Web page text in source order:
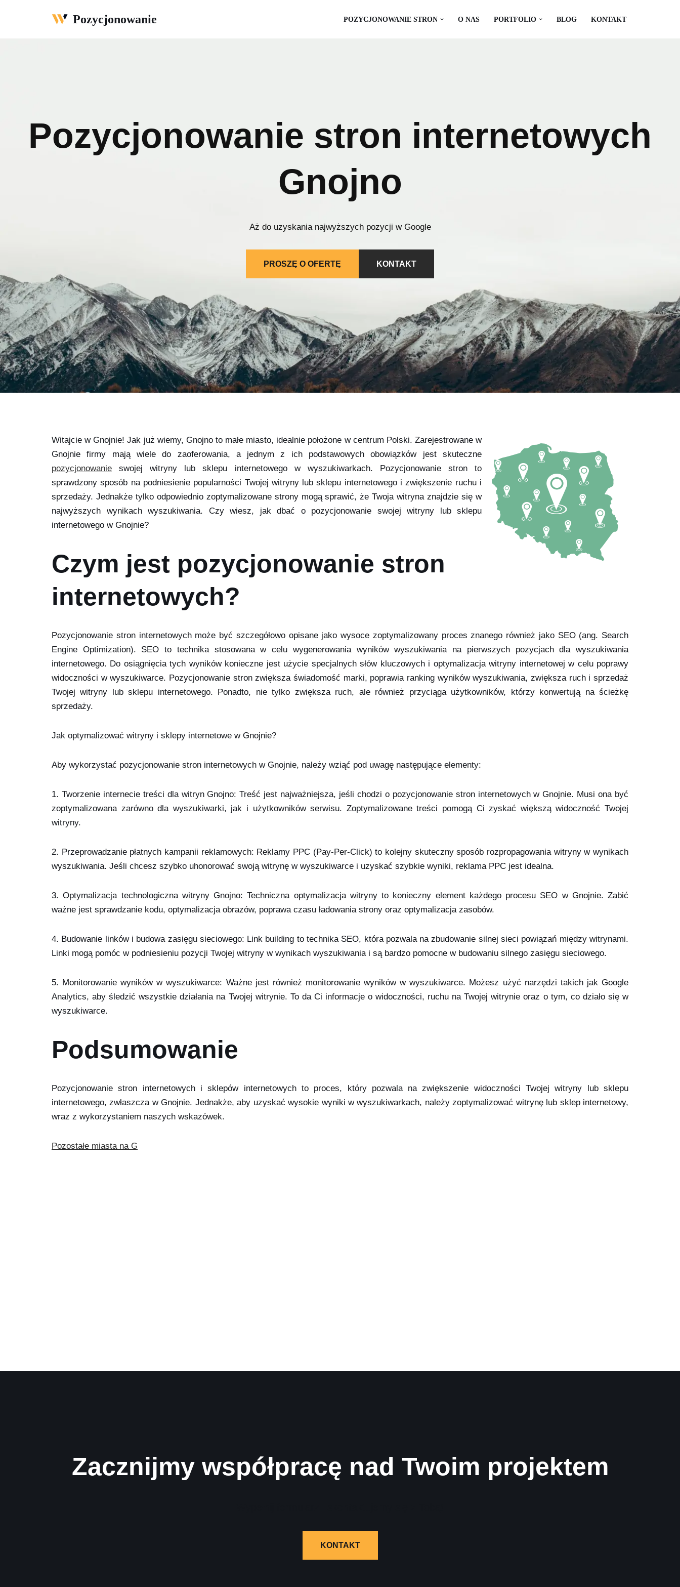
Pozycjonowanie POZYCJONOWANIE STRON O NAS PORTFOLIO BLOG KONTAKT
Pozycjonowanie stron internetowych
Gnojno
Aż do uzyskania najwyższych pozycji w Google
PROSZĘ O OFERTĘ KONTAKT
Witajcie w Gnojnie! Jak już wiemy, Gnojno to małe miasto, idealnie położone w centrum Polski. Zarejestrowane w
Gnojnie firmy mają wiele do zaoferowania, a jednym z ich podstawowych obowiązków jest skuteczne
pozycjonowanie swojej witryny lub sklepu internetowego w wyszukiwarkach. Pozycjonowanie stron to
sprawdzony sposób na podniesienie popularności Twojej witryny lub sklepu internetowego i zwiększenie ruchu i
sprzedaży. Jednakże tylko odpowiednio zoptymalizowane strony mogą sprawić, że Twoja witryna znajdzie się w
najwyższych wynikach wyszukiwania. Czy wiesz, jak dbać o pozycjonowanie swojej witryny lub sklepu
internetowego w Gnojnie?
Czym jest pozycjonowanie stron
internetowych?
Pozycjonowanie stron internetowych może być szczegółowo opisane jako wysoce zoptymalizowany proces znanego również jako SEO (ang. Search
Engine Optimization). SEO to technika stosowana w celu wygenerowania wyników wyszukiwania na pierwszych pozycjach dla wyszukiwania
internetowego. Do osiągnięcia tych wyników konieczne jest użycie specjalnych słów kluczowych i optymalizacja witryny internetowej w celu poprawy
widoczności w wyszukiwarce. Pozycjonowanie stron zwiększa świadomość marki, poprawia ranking wyników wyszukiwania, zwiększa ruch i sprzedaż
Twojej witryny lub sklepu internetowego. Ponadto, nie tylko zwiększa ruch, ale również przyciąga użytkowników, którzy konwertują na ścieżkę
sprzedaży.
Jak optymalizować witryny i sklepy internetowe w Gnojnie?
Aby wykorzystać pozycjonowanie stron internetowych w Gnojnie, należy wziąć pod uwagę następujące elementy:
1. Tworzenie internecie treści dla witryn Gnojno: Treść jest najważniejsza, jeśli chodzi o pozycjonowanie stron internetowych w Gnojnie. Musi ona być
zoptymalizowana zarówno dla wyszukiwarki, jak i użytkowników serwisu. Zoptymalizowane treści pomogą Ci zyskać większą widoczność Twojej
witryny.
2. Przeprowadzanie płatnych kampanii reklamowych: Reklamy PPC (Pay-Per-Click) to kolejny skuteczny sposób rozpropagowania witryny w wynikach
wyszukiwania. Jeśli chcesz szybko uhonorować swoją witrynę w wyszukiwarce i uzyskać szybkie wyniki, reklama PPC jest idealna.
3. Optymalizacja technologiczna witryny Gnojno: Techniczna optymalizacja witryny to konieczny element każdego procesu SEO w Gnojnie. Zabić
ważne jest sprawdzanie kodu, optymalizacja obrazów, poprawa czasu ładowania strony oraz optymalizacja zasobów.
4. Budowanie linków i budowa zasięgu sieciowego: Link building to technika SEO, która pozwala na zbudowanie silnej sieci powiązań między witrynami.
Linki mogą pomóc w podniesieniu pozycji Twojej witryny w wynikach wyszukiwania i są bardzo pomocne w budowaniu silnego zasięgu sieciowego.
5. Monitorowanie wyników w wyszukiwarce: Ważne jest również monitorowanie wyników w wyszukiwarce. Możesz użyć narzędzi takich jak Google
Analytics, aby śledzić wszystkie działania na Twojej witrynie. To da Ci informacje o widoczności, ruchu na Twojej witrynie oraz o tym, co działo się w
wyszukiwarce.
Podsumowanie
Pozycjonowanie stron internetowych i sklepów internetowych to proces, który pozwala na zwiększenie widoczności Twojej witryny lub sklepu
internetowego, zwłaszcza w Gnojnie. Jednakże, aby uzyskać wysokie wyniki w wyszukiwarkach, należy zoptymalizować witrynę lub sklep internetowy,
wraz z wykorzystaniem naszych wskazówek.
Pozostałe miasta na G
Zacznijmy współpracę nad Twoim projektem
KONTAKT